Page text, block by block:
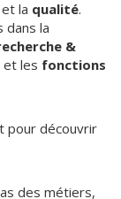
et la qualité.
dans la
&
et les fonctions
pour découvrir
des métiers,